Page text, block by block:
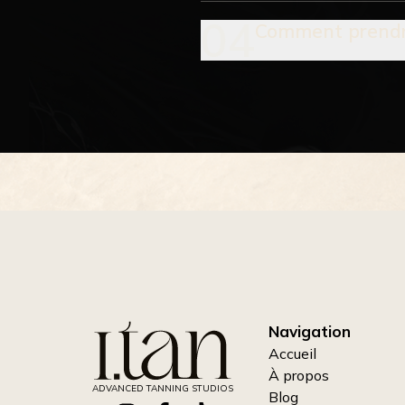
ADVANCED TANNING STUDIOS
Navigation
Accueil
À propos
Blog